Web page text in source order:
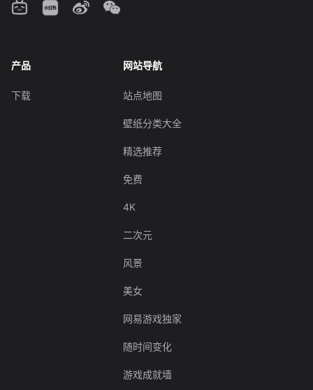
产品
下载
网站导航
站点地图
壁纸分类大全
精选推荐
免费
4K
二次元
风景
美女
网易游戏独家
随时间变化
游戏成就墙